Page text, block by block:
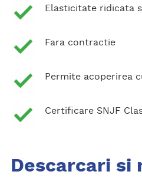
Elasticitate ridicata
Fara contractie
Permite acoperirea
Certificare SNJF
Descarcari si